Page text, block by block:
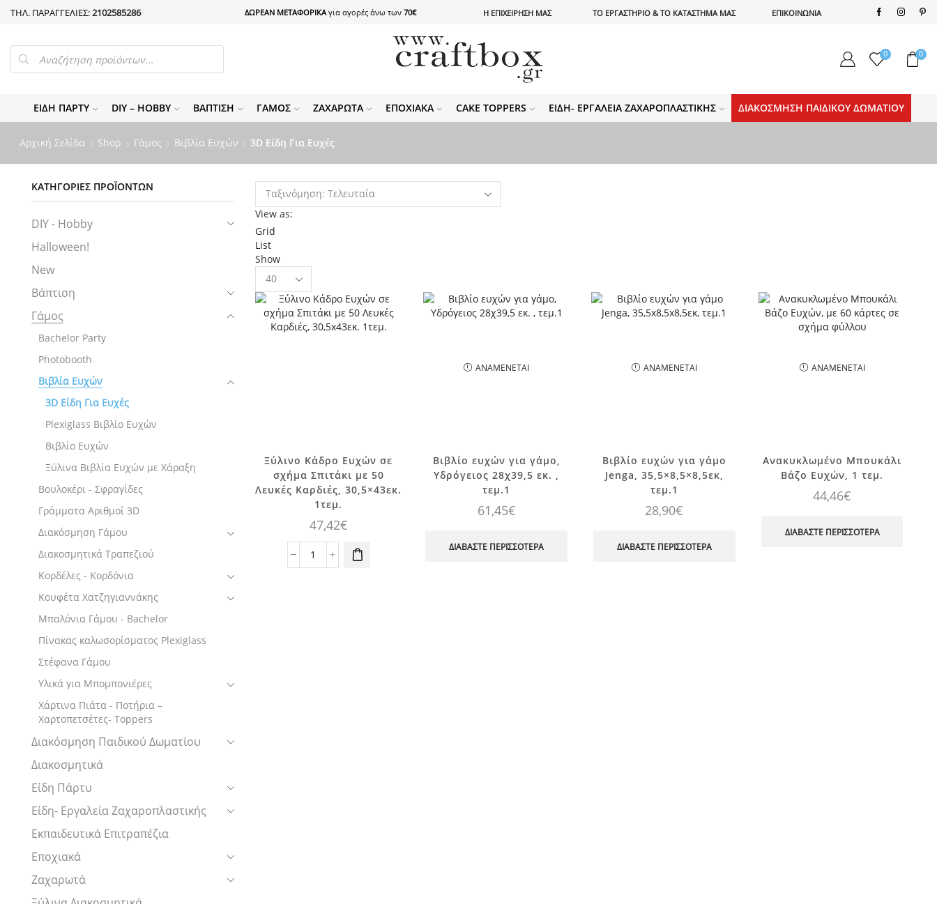
ΤΗΛ. ΠΑΡΑΓΓΕΛΙΕΣ:2102585286 ΔΩΡΕΑΝ ΜΕΤΑΦΟΡΙΚΑ για αγορές άνω των 70€ Η ΕΠΙΧΕΙΡΗΣΗ ΜΑΣ ΤΟ ΕΡΓΑΣΤΗΡΙΟ & ΤΟ ΚΑΤΑΣΤΗΜΑ ΜΑΣ ΕΠΙΚΟΙΝΩΝΙΑ
PRODUCTS
SEARCH 0 0
ΕΊΔΗ ΠΆΡΤΥ DIY – HOBBY ΒΆΠΤΙΣΗ ΓΆΜΟΣ ΖΑΧΑΡΩΤΆ ΕΠΟΧΙΑΚΆ CAKE TOPPERS ΕΊΔΗ- ΕΡΓΑΛΕΊΑ ΖΑΧΑΡΟΠΛΑΣΤΙΚΉΣ ΔΙΑΚΌΣΜΗΣΗ ΠΑΙΔΙΚΟΎ ΔΩΜΑΤΊΟΥ
Αρχική Σελίδα Shop Γάμος Βιβλία Ευχών 3D Είδη Για Ευχές
View as:
Grid
List
Show
Products
per
page
Ξύλινο Κάδρο Ευχών σε
σχήμα Σπιτάκι με 50
Λευκές Καρδιές, 30,5×43εκ.
1τεμ.
47,42€
Ξύλινο
ΑΝΑΜΈΝΕΤΑΙ
Βιβλίο ευχών για γάμο,
Υδρόγειος 28χ39,5 εκ. ,
τεμ.1
61,45€
ΔΙΑΒΆΣΤΕ ΠΕΡΙΣΣΌΤΕΡΑ
ΑΝΑΜΈΝΕΤΑΙ
Βιβλίο ευχών για γάμο
Jenga, 35,5×8,5×8,5εκ,
τεμ.1
28,90€
ΔΙΑΒΆΣΤΕ ΠΕΡΙΣΣΌΤΕΡΑ
ΑΝΑΜΈΝΕΤΑΙ
Ανακυκλωμένο Μπουκάλι
Βάζο Ευχών, 1 τεμ.
44,46€
ΔΙΑΒΆΣΤΕ ΠΕΡΙΣΣΌΤΕΡΑ
ΚΑΤΗΓΟΡΊΕΣ ΠΡΟΪΌΝΤΩΝ
DIY - Hobby
Halloween!
New
Βάπτιση
Γάμος
Bachelor Party
Photobooth
Βιβλία Ευχών
3D Είδη Για Ευχές
Plexiglass Βιβλίο Ευχών
Βιβλίο Ευχών
Ξύλινα Βιβλία Ευχών με Χάραξη
Βουλοκέρι - Σφραγίδες
Γράμματα Αριθμοί 3D
Διακόσμηση Γάμου
Διακοσμητικά Τραπεζιού
Κορδέλες - Κορδόνια
Κουφέτα Χατζηγιαννάκης
Μπαλόνια Γάμου - Bachelor
Πίνακας καλωσορίσματος Plexiglass
Στέφανα Γάμου
Υλικά για Μπομπονιέρες
Χάρτινα Πιάτα - Ποτήρια –
Χαρτοπετσέτες- Toppers
Διακόσμηση Παιδικού Δωματίου
Διακοσμητικά
Είδη Πάρτυ
Είδη- Εργαλεία Ζαχαροπλαστικής
Εκπαιδευτικά Επιτραπέζια
Εποχιακά
Ζαχαρωτά